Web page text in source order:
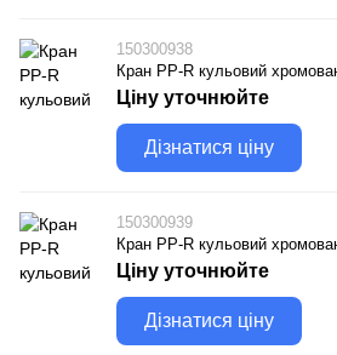
150300938
Кран PP-R кульовий
Ціну уточнюйте
Дізнатися ціну
150300939
Кран PP-R кульовий
Ціну уточнюйте
Дізнатися ціну